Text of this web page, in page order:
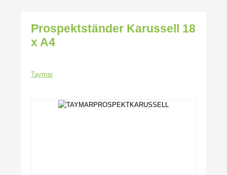
Prospektständer Karussell 18
x A4
Taymar
Bildergalerie überspringen